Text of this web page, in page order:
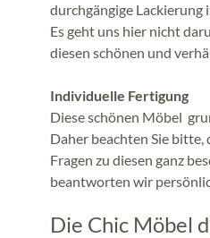
durchgängige Lackierung
Es geht uns hier nicht
diesen schönen und
Individuelle Fertigung
Diese schönen Möbel
Daher beachten Sie
Fragen zu diesen ganz
beantworten wir
Die Chic Möbel